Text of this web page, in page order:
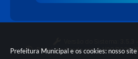
Prefeitura Municipal e os cookies: nosso site
Portal atualizado em:04/08/2026